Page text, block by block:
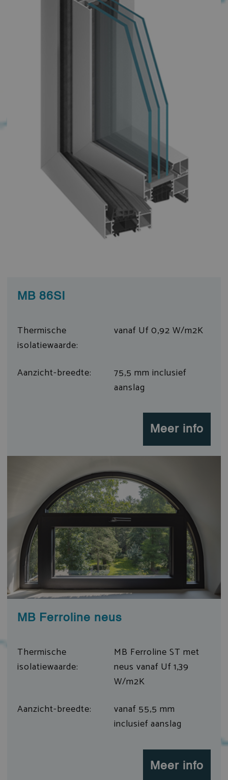
MB 86SI
Thermische
isolatiewaarde:
vanaf Uf 0,92 W/m2K
Aanzicht-breedte:
75,5 mm inclusief
aanslag
Meer info
MB Ferroline neus
Thermische
isolatiewaarde:
MB Ferroline ST met
neus vanaf Uf 1,39
W/m2K
Aanzicht-breedte:
vanaf 55,5 mm
inclusief aanslag
Meer info